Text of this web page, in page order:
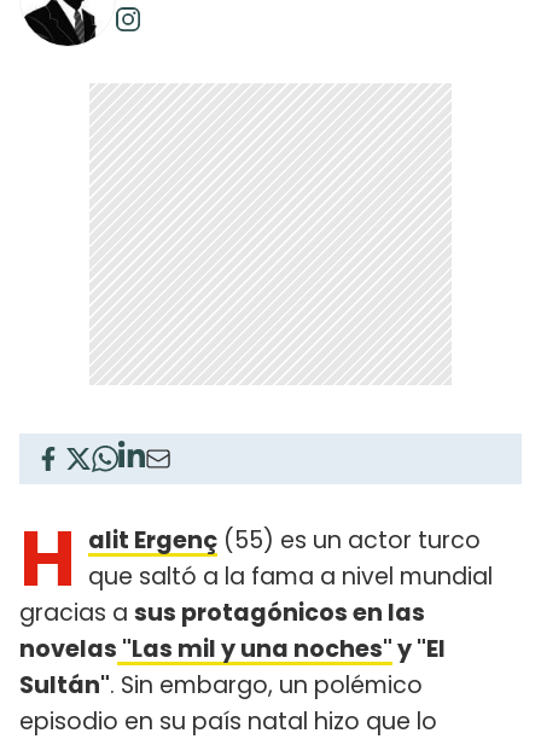
H alit Ergenç (55) es un actor turco
que saltó a la fama a nivel mundial
gracias a sus protagónicos en las
novelas "Las mil y una noches"y "El
Sultán". Sin embargo, un polémico
episodio en su país natal hizo que lo